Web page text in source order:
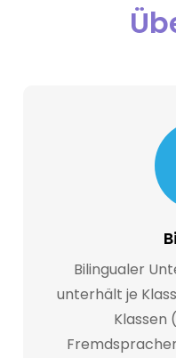
Bilingualer
unterhält je